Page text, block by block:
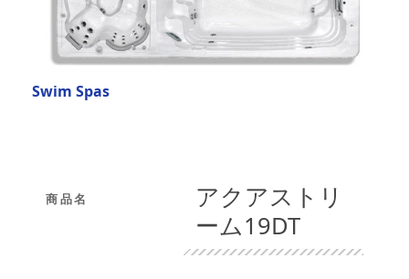
Swim Spas
商品名
アクアストリ
ーム19DT